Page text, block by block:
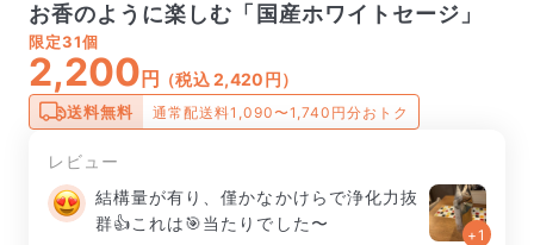
お香のように楽しむ「国産ホワイトセージ」
限定31個
2,200 円 （税込 2,420円）
送料無料 通常配送料1,090〜1,740円分おトク
レビュー
結構量が有り、僅かなかけらで浄化力抜
群👍これは🎯当たりでした〜
+1